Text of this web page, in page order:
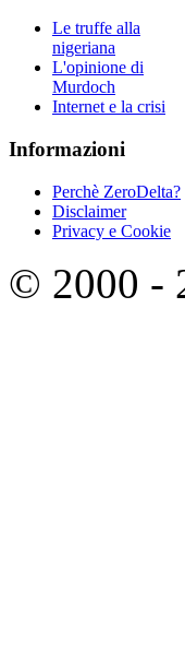
Le truffe alla
nigeriana
L'opinione di
Murdoch
Internet e la crisi
Informazioni
Perchè ZeroDelta?
Disclaimer
Privacy e Cookie
© 2000 -